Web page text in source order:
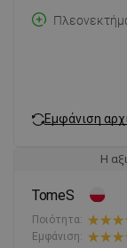
Εμφάνιση
Η
TomeS
Ποιότητα:
Εμφάνιση: